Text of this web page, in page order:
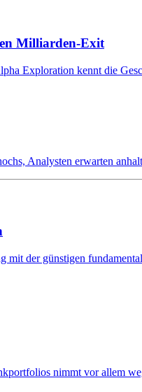
Milliarden-Exit
Exploration kennt die
Analysten erwarten
der günstigen
nimmt vor allem